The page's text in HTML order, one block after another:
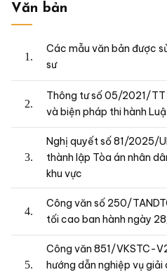
Văn bản
Các mẫu văn bản được
sư
Thông tư số 05/2021/
và biện pháp thi hành
Nghị quyết số 81/2025/
thành lập Tòa án nhân
khu vực
Công văn số 250/
tối cao ban hành ngày
Công văn 851/VKSTC-
hướng dẫn nghiệp vụ